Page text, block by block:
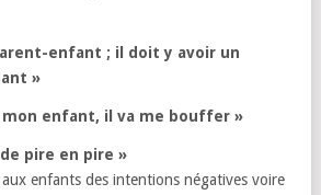
enfant ; il doit y avoir un
»
mon enfant, il va me bouffer »
pire en pire »
enfants des intentions négatives voire